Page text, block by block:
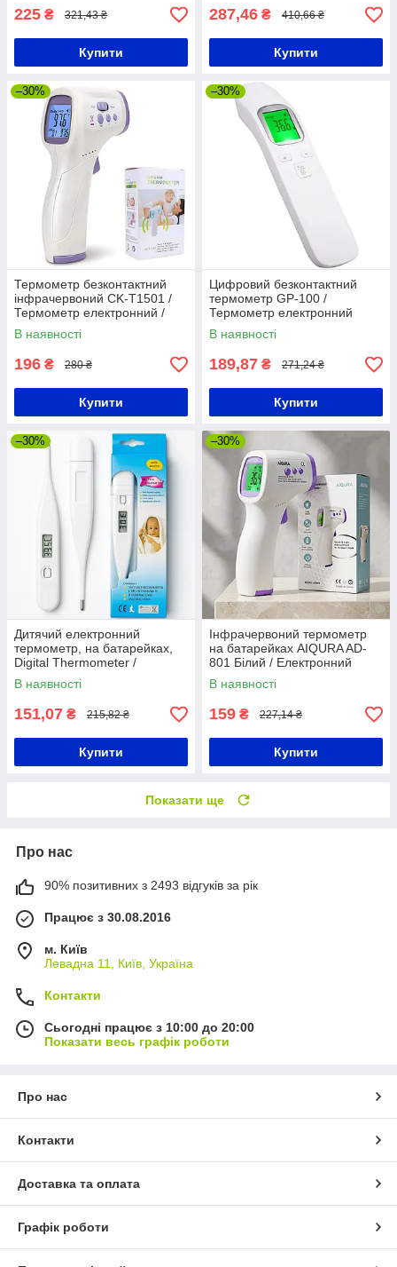
225 ₴ 321,43 ₴
Купити
287,46 ₴ 410,66 ₴
Купити
–30%
Термометр безконтактний
інфрачервоний CK-T1501 /
Термометр електронний /
Безконтактний термометр
для дітей
В наявності
196 ₴ 280 ₴
Купити
–30%
Цифровий безконтактний
термометр GP-100 /
Термометр електронний
інфрачервоний / Градусник
електронний
В наявності
189,87 ₴ 271,24 ₴
Купити
–30%
Дитячий електронний
термометр, на батарейках,
Digital Thermometer /
Цифровий градусник для
дітей
В наявності
151,07 ₴ 215,82 ₴
Купити
–30%
Інфрачервоний термометр
на батарейках AIQURA AD-
801 Білий / Електронний
градусник / Лобовий
термометр / Безконтактний
градусник
В наявності
159 ₴ 227,14 ₴
Купити
Показати ще
Про нас
90% позитивних з 2493 відгуків за рік
Працює з 30.08.2016
м. Київ
Левадна 11, Київ, Україна
Контакти
Сьогодні працює з 10:00 до 20:00
Показати весь графік роботи
Про нас
Контакти
Доставка та оплата
Графік роботи